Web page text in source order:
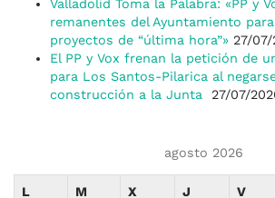
Valladolid Toma la Palabra: «PP y
remanentes del Ayuntamiento
proyectos de “última hora”» 27/07/
El PP y Vox frenan la petición de
para Los Santos-Pilarica al
construcción a la Junta
27/07/
agosto 2026
L M X J V